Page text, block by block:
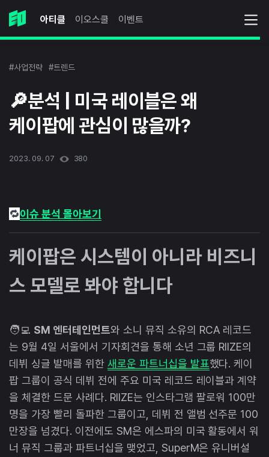
아티클 이오스쿨 이벤트
#사업전략 #트렌드
🔎분석 | 미국 레이블은 왜
케이팝에 관심이 많을까?
2023. 09. 07 380
🔁이슈 분석 몰아보기
케이팝은 시스템이 아니라 비즈니
스 모델로 봐야 합니다
🧑‍💻 SM 엔터테인먼트와 소니 뮤직 소유의 RCA 레코드
는 9월 4일 서울에서 기자회견을 통해 소년 그룹 RIIZE의
데뷔 싱글 발매를 위한 새로운 파트너십을 발표했다. 케이
팝 그룹이 공식 데뷔 전에 주요 미국 레코드 레이블과 계약
을 체결한 드문 사례다. RIIZE는 인스타그램 팔로워 100만
명을 가장 빨리 돌파한 그룹이고, 데뷔 전 앨범 선주문 100
만장을 넘겼다. 이전에도 SM은 에스파의 미국 활동에서 워
너 뮤직 그룹과 파트너십을 맺었고, SuperM은 유니버설